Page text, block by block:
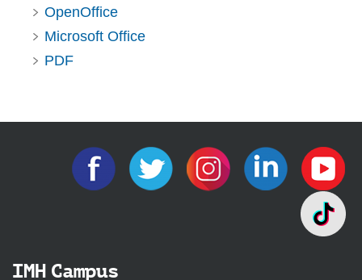
OpenOffice
Microsoft Office
PDF
IMH Campus